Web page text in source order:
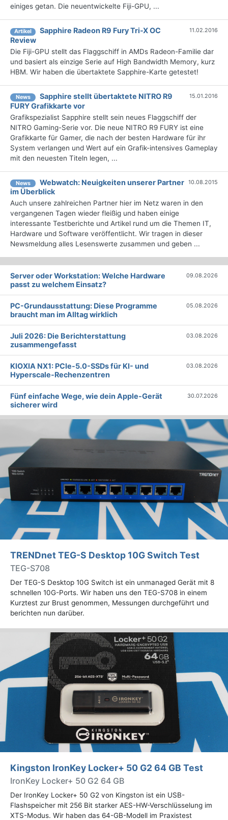
einiges getan. Die neuentwickelte Fiji-GPU, ...
Artikel
Sapphire Radeon R9 Fury Tri-X OC
Review
11.02.2016
Die Fiji-GPU stellt das Flaggschiff in AMDs Radeon-Familie dar
und basiert als einzige Serie auf High Bandwidth Memory, kurz
HBM. Wir haben die übertaktete Sapphire-Karte getestet!
News
Sapphire stellt übertaktete NITRO R9
FURY Grafikkarte vor
15.01.2016
Grafikspezialist Sapphire stellt sein neues Flaggschiff der
NITRO Gaming-Serie vor. Die neue NITRO R9 FURY ist eine
Grafikkarte für Gamer, die nach der besten Hardware für ihr
System verlangen und Wert auf ein Grafik-intensives Gameplay
mit den neuesten Titeln legen, ...
News
Webwatch: Neuigkeiten unserer Partner
im Überblick
10.08.2015
Auch unsere zahlreichen Partner hier im Netz waren in den
vergangenen Tagen wieder fleißig und haben einige
interessante Testberichte und Artikel rund um die Themen IT,
Hardware und Software veröffentlicht. Wir tragen in dieser
Newsmeldung alles Lesenswerte zusammen und geben ...
Server oder Workstation: Welche Hardware
passt zu welchem Einsatz?
09.08.2026
PC-Grundausstattung: Diese Programme
braucht man im Alltag wirklich
05.08.2026
Juli 2026: Die Bericht­erstattung
zusammengefasst
03.08.2026
KIOXIA NX1: PCIe-5.0-SSDs für KI- und
Hyperscale-Rechenzentren
03.08.2026
Fünf einfache Wege, wie dein Apple-Gerät
sicherer wird
30.07.2026
TRENDnet TEG-S Desktop 10G Switch Test
TEG-S708
Der TEG-S Desktop 10G Switch ist ein unmanaged Gerät mit 8
schnellen 10G-Ports. Wir haben uns den TEG-S708 in einem
Kurztest zur Brust genommen, Messungen durchgeführt und
berichten nun darüber.
Kingston IronKey Locker+ 50 G2 64 GB Test
IronKey Locker+ 50 G2 64 GB
Der IronKey Locker+ 50 G2 von Kingston ist ein USB-
Flashspeicher mit 256 Bit starker AES-HW-Verschlüsselung im
XTS-Modus. Wir haben das 64-GB-Modell im Praxistest